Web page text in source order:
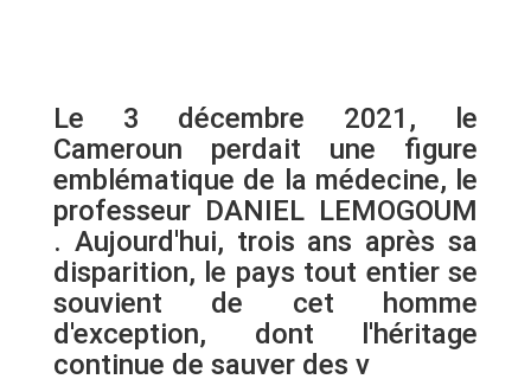
Le 3 décembre 2021, le
Cameroun perdait une figure
emblématique de la médecine, le
professeur DANIEL LEMOGOUM
. Aujourd'hui, trois ans après sa
disparition, le pays tout entier se
souvient de cet homme
d'exception, dont l'héritage
continue de sauver des v